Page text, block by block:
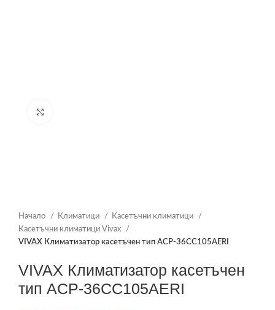
Начало Климатици
Касетъчни климатици
Касетъчни климатици Vivax
VIVAX Климатизатор касетъчен тип ACP-36CC105AERI
VIVAX Климатизатор касетъчен
тип ACP-36CC105AERI